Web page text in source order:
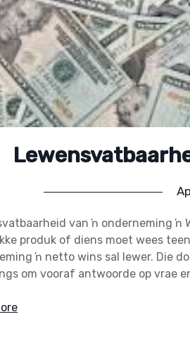
van ŉ onderneming ŉ
produk of diens moet wees
ŉ netto wins sal lewer. Die
om vooraf antwoorde op vrae